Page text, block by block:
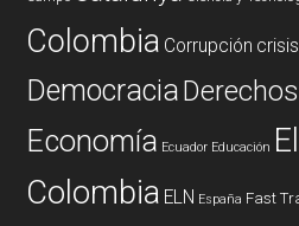
Colombia Corrupción
Democracia
Economía Ecuador Educación
Colombia ELN España Fast